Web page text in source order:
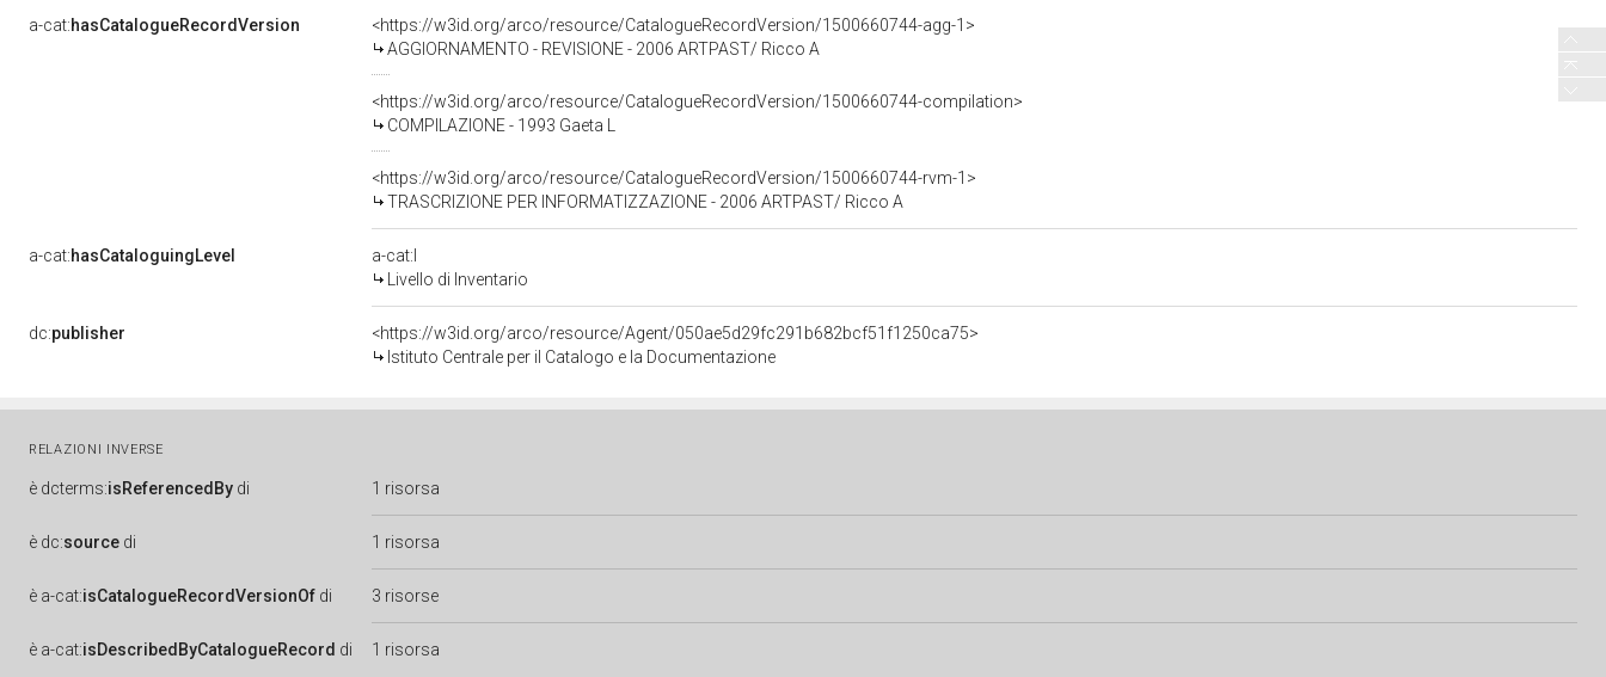
a-cat:hasCatalogueRecordVersion
<https://w3id.org/arco/resource/CatalogueRecordVersion/1500660744-agg-1>
AGGIORNAMENTO - REVISIONE - 2006 ARTPAST/ Ricco A
<https://w3id.org/arco/resource/CatalogueRecordVersion/1500660744-compilation>
COMPILAZIONE - 1993 Gaeta L
<https://w3id.org/arco/resource/CatalogueRecordVersion/1500660744-rvm-1>
TRASCRIZIONE PER INFORMATIZZAZIONE - 2006 ARTPAST/ Ricco A
a-cat:hasCataloguingLevel
a-cat:I
Livello di Inventario
dc:publisher
<https://w3id.org/arco/resource/Agent/050ae5d29fc291b682bcf51f1250ca75>
Istituto Centrale per il Catalogo e la Documentazione
RELAZIONI INVERSE
è dcterms:isReferencedBy di 1 risorsa
è dc:source di 1 risorsa
è a-cat:isCatalogueRecordVersionOf di 3 risorse
è a-cat:isDescribedByCatalogueRecord di 1 risorsa